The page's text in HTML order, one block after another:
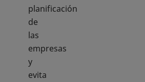
planificación
de
las
empresas
y
evita